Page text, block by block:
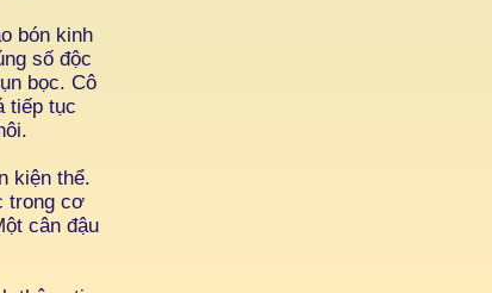
bón kinh
số độc
bọc. Cô
tiếp tục
kiện thể.
trong cơ
cân đậu